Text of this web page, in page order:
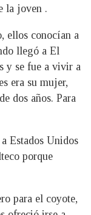
la joven .
ellos conocían a
llegó a El
y se fue a vivir a
era su mujer,
dos años. Para
Estados Unidos
porque
para el coyote,